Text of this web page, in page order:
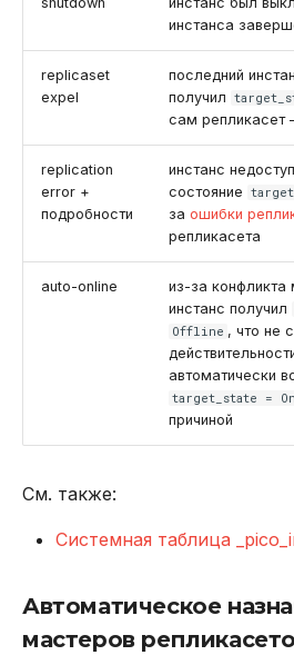
инстанса
replicaset
expel
последний
получил
сам репликасет
replication
error +
подробности
инстанс
состояние
за ошибки
репликасета
auto-online
из-за конфликта
инстанс получил
Offline , что не
автоматически
target_state =
причиной
См. также:
Системная таблица
Автоматическое
мастеров